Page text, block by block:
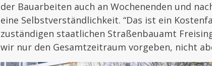
der Bauarbeiten auch an Wochenenden und
eine Selbstverständlichkeit. “Das ist ein
zuständigen staatlichen Straßenbauamt
wir nur den Gesamtzeitraum vorgeben, nicht